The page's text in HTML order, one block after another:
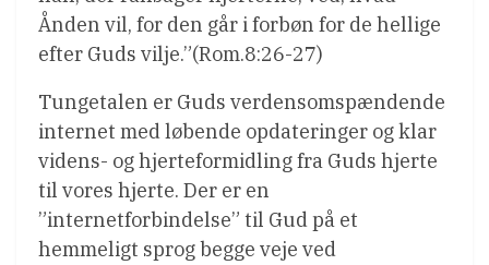
Ånden vil, for den går i forbøn for de hellige
efter Guds vilje.”(Rom.8:26-27)
Tungetalen er Guds verdensomspændende
internet med løbende opdateringer og klar
videns- og hjerteformidling fra Guds hjerte
til vores hjerte. Der er en
”internetforbindelse” til Gud på et
hemmeligt sprog begge veje ved